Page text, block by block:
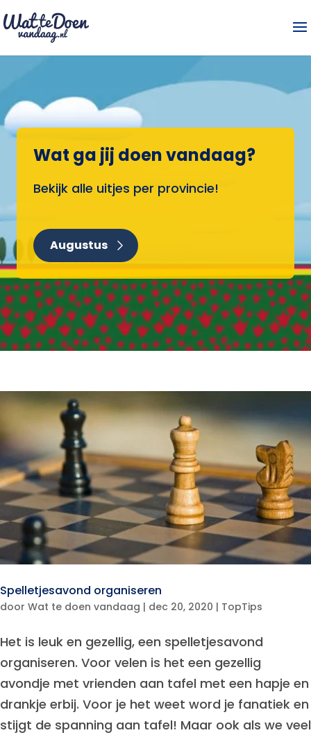
Wat ga jij doen vandaag?
Bekijk alle uitjes per provincie!
Augustus
Spelletjesavond organiseren
door Wat te doen vandaag | dec 20, 2020 | TopTips
Het is leuk en gezellig, een spelletjesavond
organiseren. Voor velen is het een gezellig
avondje met vrienden aan tafel met een hapje en
drankje erbij. Voor je het weet word je fanatiek en
stijgt de spanning aan tafel! Maar ook als we veel